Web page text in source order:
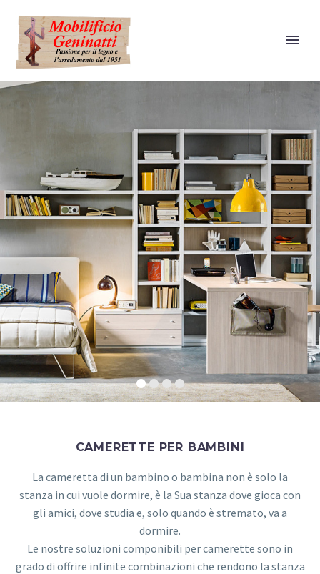
CAMERETTE PER BAMBINI
La cameretta di un bambino o bambina non è solo la
stanza in cui vuole dormire, è la Sua stanza dove gioca con
gli amici, dove studia e, solo quando è stremato, va a
dormire.
Le nostre soluzioni componibili per camerette sono in
grado di offrire infinite combinazioni che rendono la stanza